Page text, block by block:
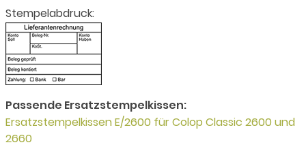
Stempelabdruck:
Passende Ersatzstempelkissen:
Ersatzstempelkissen E/2600 für Colop Classic 2600 und
2660